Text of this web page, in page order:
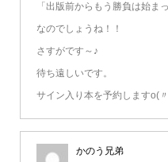
「出版前からもう勝負は始ま
なのでしょうね！！
さすがです～♪
待ち遠しいです。
サイン入り本を予約しますo(
かのう兄弟